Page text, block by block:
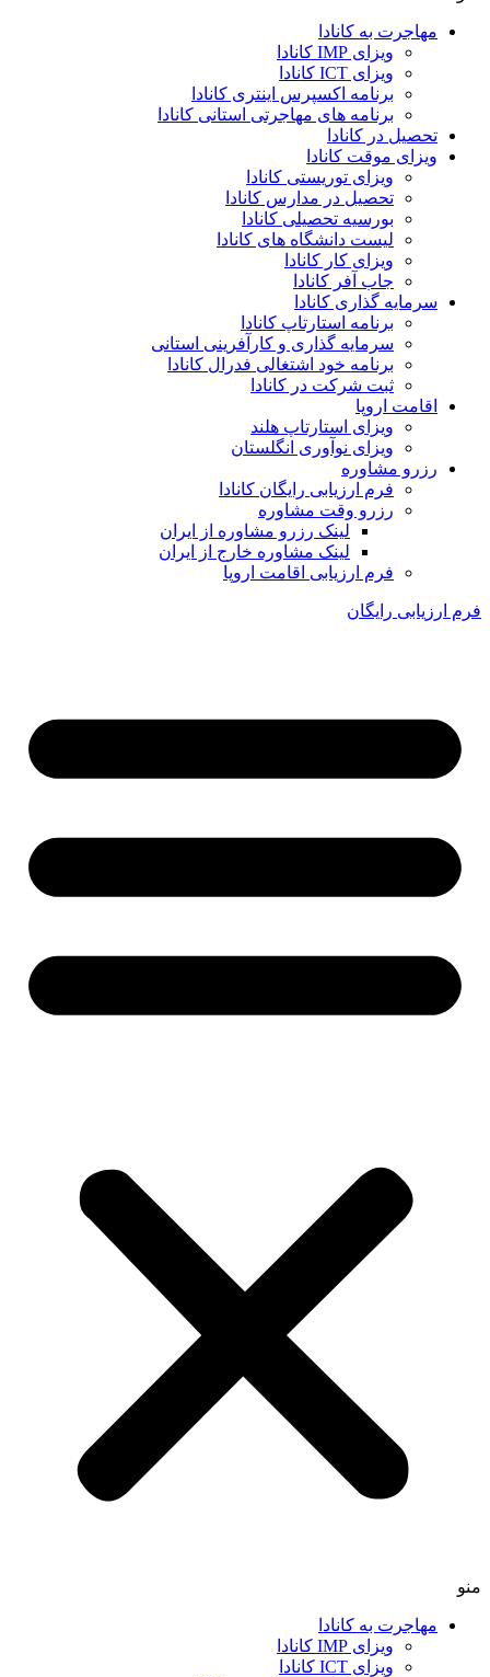
مهاجرت به کانادا
ویزای IMP کانادا
ویزای ICT کانادا
برنامه اکسپرس اینتری کانادا
برنامه های مهاجرتی استانی کانادا
تحصیل در کانادا
ویزای موقت کانادا
ویزای توریستی کانادا
تحصیل در مدارس کانادا
بورسیه تحصیلی کانادا
لیست دانشگاه های کانادا
ویزای کار کانادا
جاب آفر کانادا
سرمایه گذاری کانادا
برنامه استارتاپ کانادا
سرمایه گذاری و کارآفرینی استانی
برنامه خود اشتغالی فدرال کانادا
ثبت شرکت در کانادا
اقامت اروپا
ویزای استارتاپ هلند
ویزای نوآوری انگلستان
رزرو مشاوره
فرم ارزیابی رایگان کانادا
رزرو وقت مشاوره
لینک رزرو مشاوره از ایران
لینک مشاوره خارج از ایران
فرم ارزیابی اقامت اروپا
فرم ارزیابی رایگان
منو
مهاجرت به کانادا
ویزای IMP کانادا
ویزای ICT کانادا